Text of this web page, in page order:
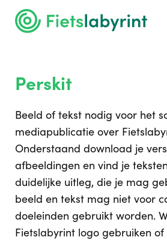
Perskit
Beeld of tekst nodig voor het
mediapublicatie over
Onderstaand download je
afbeeldingen en vind je
duidelijke uitleg, die je mag
beeld en tekst mag niet voor
doeleinden gebruikt worden.
Fietslabyrint logo gebruiken